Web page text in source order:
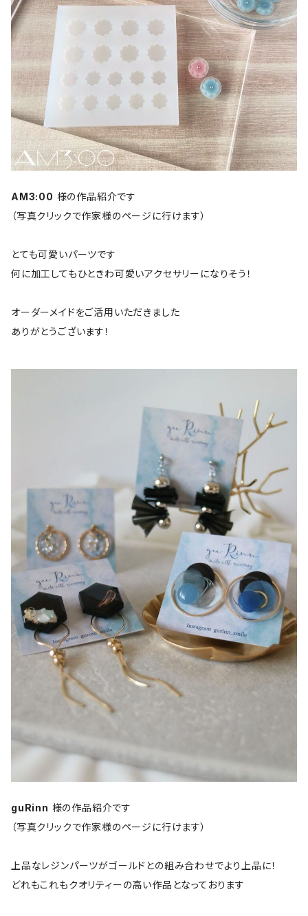
AM3:00 様の作品紹介です
（写真クリックで作家様のページに行けます）
とても可愛いパーツです
何に加工してもひときわ可愛いアクセサリーになりそう！
オーダーメイドをご活用いただきました
ありがとうございます！
guRinn 様の作品紹介です
（写真クリックで作家様のページに行けます）
上品なレジンパーツがゴールドとの組み合わせでより上品に！
どれもこれもクオリティーの高い作品となっております